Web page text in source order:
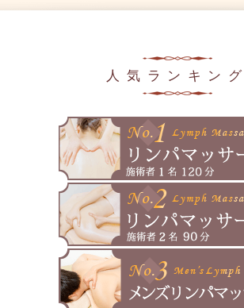
2025年3月
2025年2月
2025年1月
2024年12月
2024年11月
2024年10月
人気ランキング